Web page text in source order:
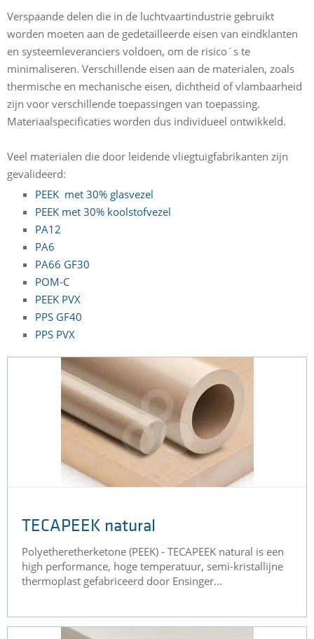
Verspaande delen die in de luchtvaartindustrie gebruikt
worden moeten aan de gedetailleerde eisen van eindklanten
en systeemleveranciers voldoen, om de risico´s te
minimaliseren. Verschillende eisen aan de materialen, zoals
thermische en mechanische eisen, dichtheid of vlambaarheid
zijn voor verschillende toepassingen van toepassing.
Materiaalspecificaties worden dus individueel ontwikkeld.
Veel materialen die door leidende vliegtuigfabrikanten zijn
gevalideerd:
PEEK met 30% glasvezel
PEEK met 30% koolstofvezel
PA12
PA6
PA66 GF30
POM-C
PEEK PVX
PPS GF40
PPS PVX
TECAPEEK natural
Polyetheretherketone (PEEK) - TECAPEEK natural is een
high performance, hoge temperatuur, semi-kristallijne
thermoplast gefabriceerd door Ensinger...